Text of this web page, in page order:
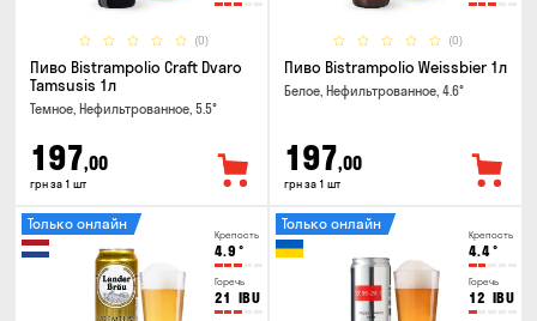
(0)
Пиво Bistrampolio Craft Dvaro
Tamsusis 1л
Темное, Нефильтрованное, 5.5°
197,00
грн за 1 шт
(0)
Пиво Bistrampolio Weissbier 1л
Белое, Нефильтрованное, 4.6°
197,00
грн за 1 шт
Крепость
4.9 °
Горечь
21 IBU
Только онлайн
Крепость
4.4°
Горечь
12 IBU
Только онлайн